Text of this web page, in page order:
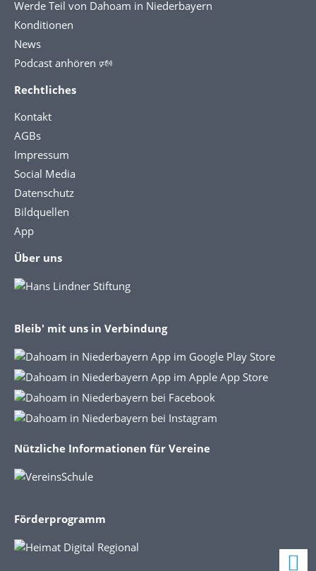
Werde Teil von Dahoam in Niederbayern
Konditionen
News
Podcast anhören 🕬
Rechtliches
Kontakt
AGBs
Impressum
Social Media
Datenschutz
Bildquellen
App
Über uns
Bleib' mit uns in Verbindung
Nützliche Informationen für Vereine
Förderprogramm